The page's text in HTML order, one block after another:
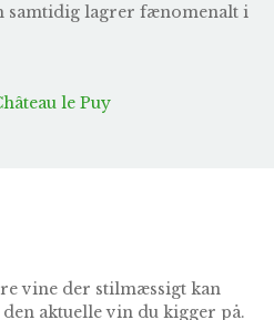
samtidig lagrer fænomenalt i
le Puy
vine der stilmæssigt kan
aktuelle vin du kigger på.